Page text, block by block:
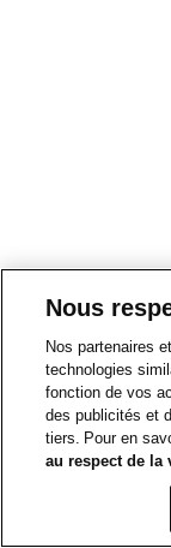
Nous
Nos partenaires
technologies
fonction de vos
des publicités et
tiers. Pour en
au respect de la